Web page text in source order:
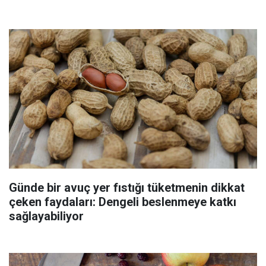
Günde bir avuç yer fıstığı tüketmenin dikkat
çeken faydaları: Dengeli beslenmeye katkı
sağlayabiliyor